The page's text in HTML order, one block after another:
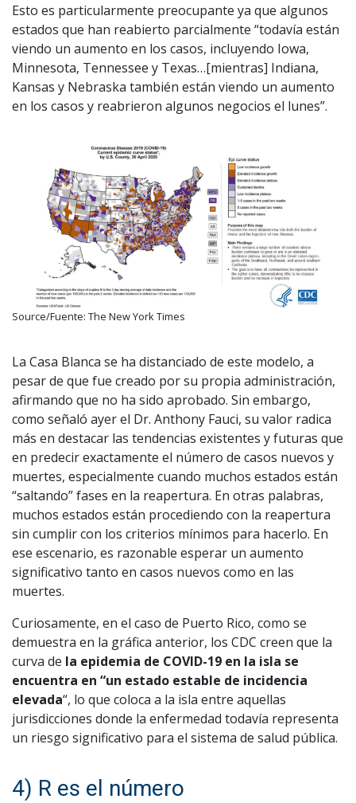
Esto es particularmente preocupante ya que algunos
estados que han reabierto parcialmente “todavía están
viendo un aumento en los casos, incluyendo Iowa,
Minnesota, Tennessee y Texas…[mientras] Indiana,
Kansas y Nebraska también están viendo un aumento
en los casos y reabrieron algunos negocios el lunes”.
Source/Fuente: The New York Times
La Casa Blanca se ha distanciado de este modelo, a
pesar de que fue creado por su propia administración,
afirmando que no ha sido aprobado. Sin embargo,
como señaló ayer el Dr. Anthony Fauci, su valor radica
más en destacar las tendencias existentes y futuras que
en predecir exactamente el número de casos nuevos y
muertes, especialmente cuando muchos estados están
“saltando” fases en la reapertura. En otras palabras,
muchos estados están procediendo con la reapertura
sin cumplir con los criterios mínimos para hacerlo. En
ese escenario, es razonable esperar un aumento
significativo tanto en casos nuevos como en las
muertes.
Curiosamente, en el caso de Puerto Rico, como se
demuestra en la gráfica anterior, los CDC creen que la
curva de la epidemia de COVID-19 en la isla se
encuentra en “un estado estable de incidencia
elevada“, lo que coloca a la isla entre aquellas
jurisdicciones donde la enfermedad todavía representa
un riesgo significativo para el sistema de salud pública.
4) R es el número